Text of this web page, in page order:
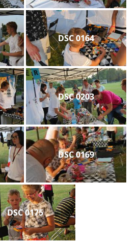
DSC 0164
DSC 0203
DSC 0169
DSC 0175